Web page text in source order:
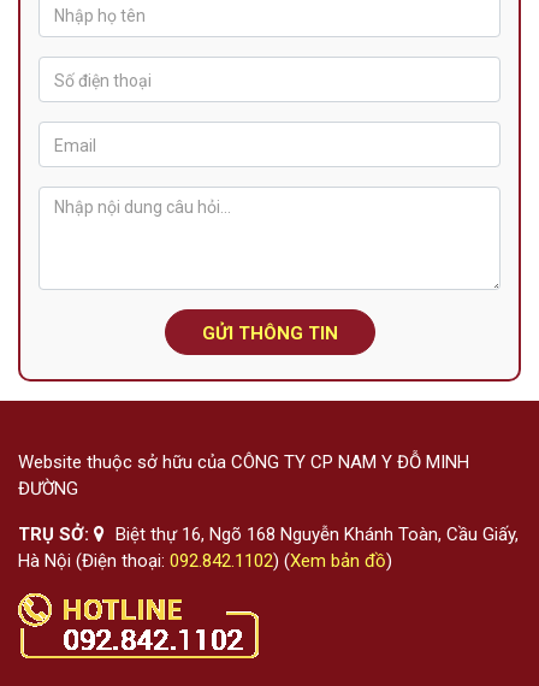
GỬI THÔNG TIN
Website thuộc sở hữu của CÔNG TY CP NAM Y ĐỖ MINH
ĐƯỜNG
TRỤ SỞ:
Biệt thự 16, Ngõ 168 Nguyễn Khánh Toàn, Cầu Giấy,
Hà Nội (Điện thoại: 092.842.1102) (Xem bản đồ)